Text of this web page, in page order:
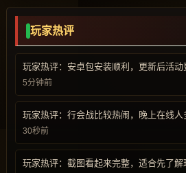
玩家热评
玩家热评：安卓包安装顺利，更新后活动
5分钟前
玩家热评：行会战比较热闹，晚上在线人
30秒前
玩家热评：截图看起来完整，适合先了解